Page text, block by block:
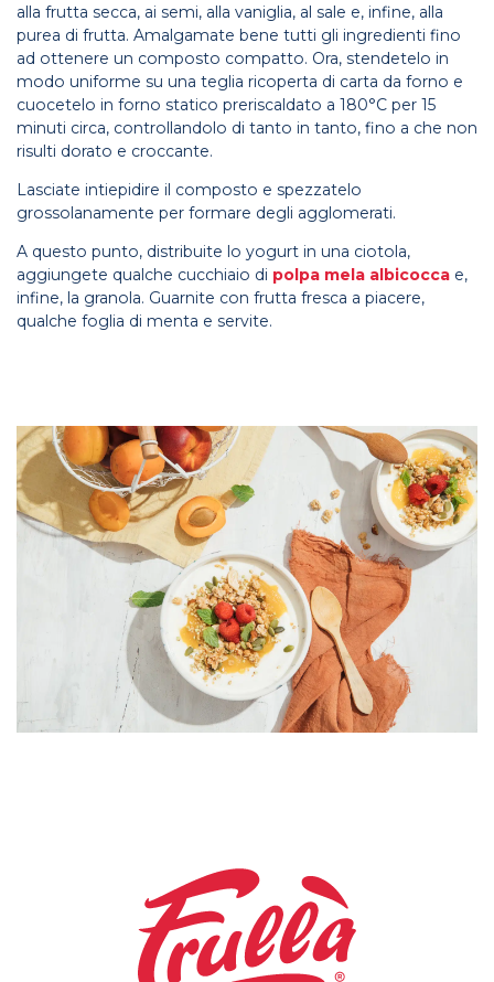
alla frutta secca, ai semi, alla vaniglia, al sale e, infine, alla
purea di frutta. Amalgamate bene tutti gli ingredienti fino
ad ottenere un composto compatto. Ora, stendetelo in
modo uniforme su una teglia ricoperta di carta da forno e
cuocetelo in forno statico preriscaldato a 180°C per 15
minuti circa, controllandolo di tanto in tanto, fino a che non
risulti dorato e croccante.
Lasciate intiepidire il composto e spezzatelo
grossolanamente per formare degli agglomerati.
A questo punto, distribuite lo yogurt in una ciotola,
aggiungete qualche cucchiaio di polpa mela albicocca e,
infine, la granola. Guarnite con frutta fresca a piacere,
qualche foglia di menta e servite.